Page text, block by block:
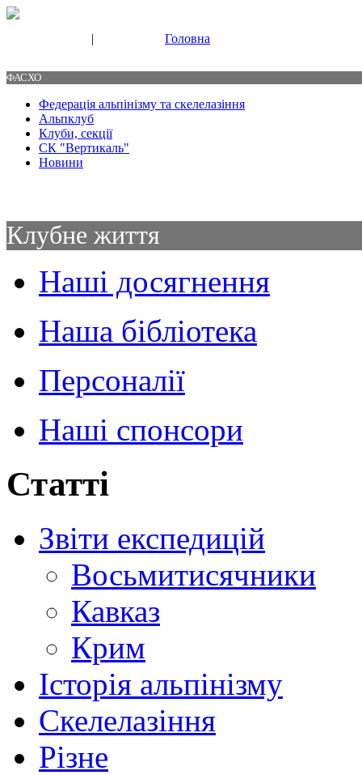
| Головна
ФАСХО
Федерація альпінізму та скелелазіння
Альпклуб
Клуби, секції
СК "Вертикаль"
Новини
Клубне життя
Наші досягнення
Наша бібліотека
Персоналії
Наші спонсори
Статті
Звіти експедицій
Восьмитисячники
Кавказ
Крим
Історія альпінізму
Скелелазіння
Різне